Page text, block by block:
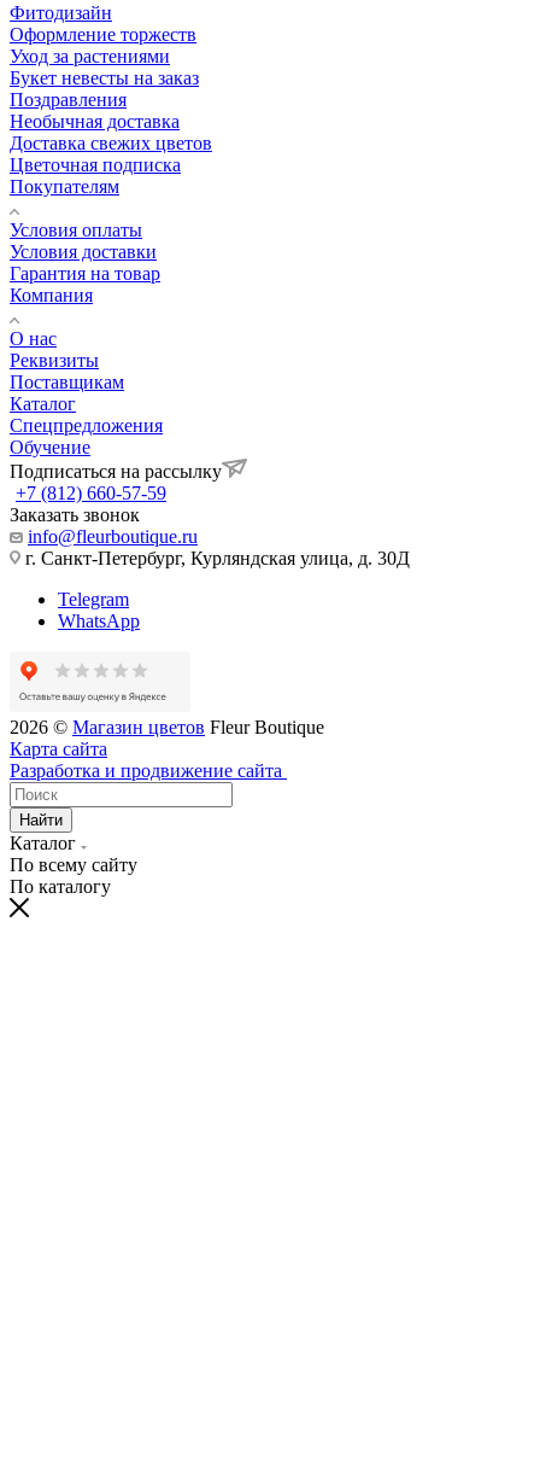
Фитодизайн
Оформление торжеств
Уход за растениями
Букет невесты на заказ
Поздравления
Необычная доставка
Доставка свежих цветов
Цветочная подписка
Покупателям
Условия оплаты
Условия доставки
Гарантия на товар
Компания
О нас
Реквизиты
Поставщикам
Каталог
Спецпредложения
Обучение
Подписаться на рассылку
+7 (812) 660-57-59
Заказать звонок
info@fleurboutique.ru
г. Санкт-Петербург, Курляндская улица, д. 30Д
Telegram
WhatsApp
2026 © Магазин цветов Fleur Boutique
Карта сайта
Разработка и продвижение сайта
Найти
Каталог
По всему сайту
По каталогу